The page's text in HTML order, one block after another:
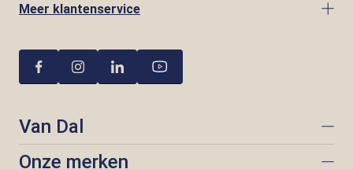
Meer klantenservice
Van Dal
Onze merken